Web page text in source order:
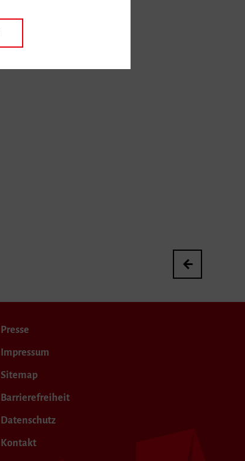
Presse
Impressum
Sitemap
Barrierefreiheit
Datenschutz
Kontakt